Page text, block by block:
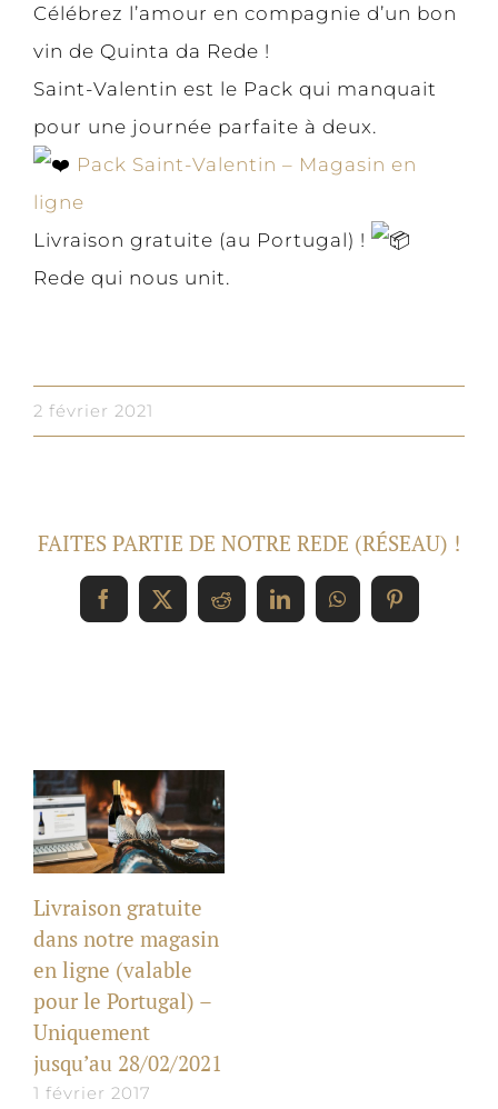
Célébrez l’amour en compagnie d’un bon
vin de Quinta da Rede !
Saint-Valentin est le Pack qui manquait
pour une journée parfaite à deux.
Pack Saint-Valentin – Magasin en
ligne
Livraison gratuite (au Portugal) !
Rede qui nous unit.
2 février 2021
FAITES PARTIE DE NOTRE REDE (RÉSEAU) !
Facebook
X RedditLinkedInWhatsAppPinterest
Livraison gratuite
dans notre magasin
en ligne (valable
pour le Portugal) –
Uniquement
jusqu’au 28/02/2021
1 février 2017